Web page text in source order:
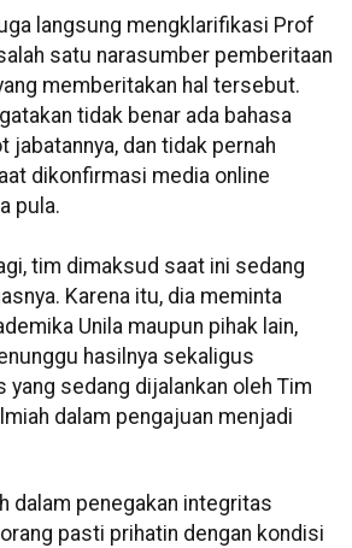
langsung mengklarifikasi Prof
satu narasumber pemberitaan
memberitakan hal tersebut.
tidak benar ada bahasa
dan tidak pernah
dikonfirmasi media online
pula.
tim dimaksud saat ini sedang
Karena itu, dia meminta
Unila maupun pihak lain,
hasilnya sekaligus
yang sedang dijalankan oleh Tim
dalam pengajuan menjadi
dalam penegakan integritas
pasti prihatin dengan kondisi